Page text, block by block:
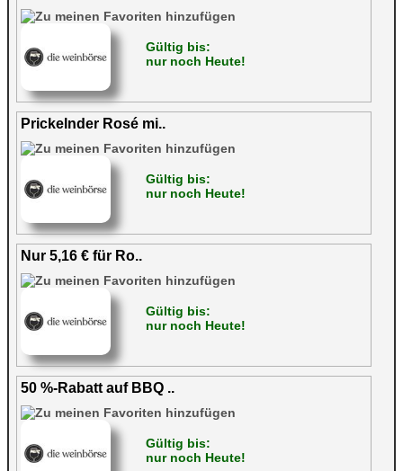
Gültig bis:
nur noch Heute!
Prickelnder Rosé mi..
Gültig bis:
nur noch Heute!
Nur 5,16 € für Ro..
Gültig bis:
nur noch Heute!
50 %-Rabatt auf BBQ ..
Gültig bis:
nur noch Heute!